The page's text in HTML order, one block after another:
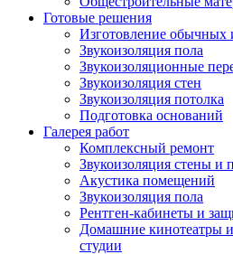
Готовые решения
Изготовление обычных
Звукоизоляция пола
Звукоизоляционные
Звукоизоляция стен
Звукоизоляция потолка
Подготовка оснований
Галерея работ
Комплексный ремонт
Звукоизоляция стены и
Акустика помещений
Звукоизоляция пола
Рентген-кабинеты и
Домашние кинотеатры
студии